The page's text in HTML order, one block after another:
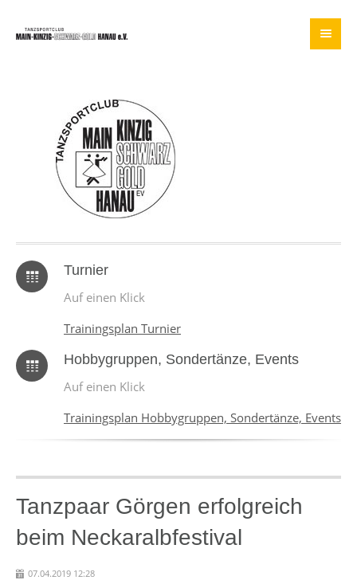
Turnier
Auf einen Klick
Trainingsplan Turnier
Hobbygruppen, Sondertänze, Events
Auf einen Klick
Trainingsplan Hobbygruppen, Sondertänze, Events
Tanzpaar Görgen erfolgreich
beim Neckaralbfestival
07.04.2019 12:28